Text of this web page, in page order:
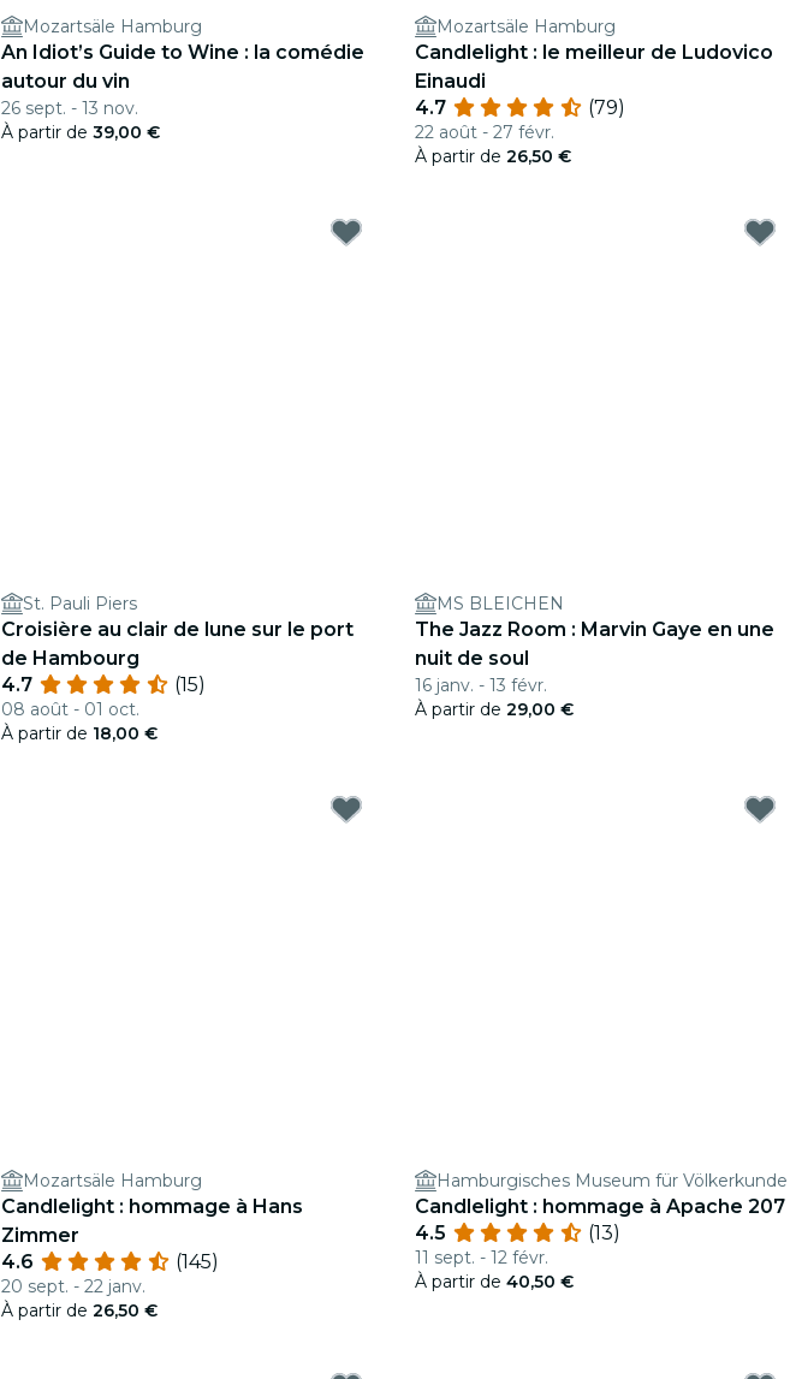
Mozartsäle Hamburg
An Idiot’s Guide to Wine : la comédie
autour du vin
26 sept. - 13 nov.
À partir de 39,00 €
Mozartsäle Hamburg
Candlelight : le meilleur de Ludovico
Einaudi
4.7
(79)
22 août - 27 févr.
À partir de 26,50 €
St. Pauli Piers
Croisière au clair de lune sur le port
de Hambourg
4.7
(15)
08 août - 01 oct.
À partir de 18,00 €
MS BLEICHEN
The Jazz Room : Marvin Gaye en une
nuit de soul
16 janv. - 13 févr.
À partir de 29,00 €
Mozartsäle Hamburg
Candlelight : hommage à Hans
Zimmer
4.6
(145)
20 sept. - 22 janv.
À partir de 26,50 €
Hamburgisches Museum für Völkerkunde
Candlelight : hommage à Apache 207
4.5
(13)
11 sept. - 12 févr.
À partir de 40,50 €